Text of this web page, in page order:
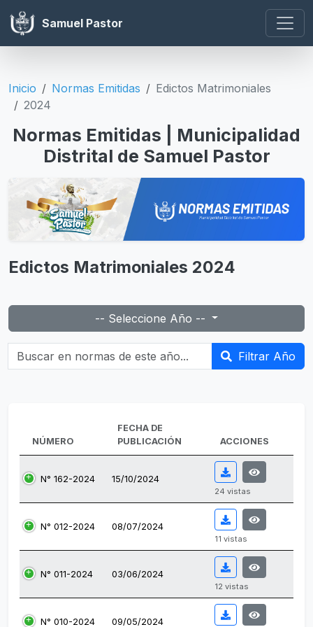
Samuel Pastor
Inicio Normas Emitidas
Edictos Matrimoniales
2024
Normas Emitidas | Municipalidad
Distrital de Samuel Pastor
Edictos Matrimoniales 2024
-- Seleccione Año --
Buscar en normas de este año... Filtrar Año
NÚMERO
FECHA DE
PUBLICACIÓN
ACCIONES
N° 162-2024 15/10/2024
24 vistas
N° 012-2024 08/07/2024
11 vistas
N° 011-2024 03/06/2024
12 vistas
N° 010-2024 09/05/2024